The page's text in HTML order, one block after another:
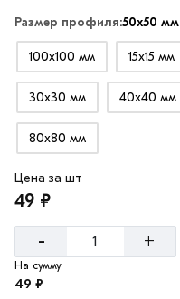
Размер профиля:50х50 мм
100х100 мм 15х15 мм
30х30 мм 40х40 мм
80х80 мм
Цена за шт
49 ₽
- +
На сумму
49 ₽